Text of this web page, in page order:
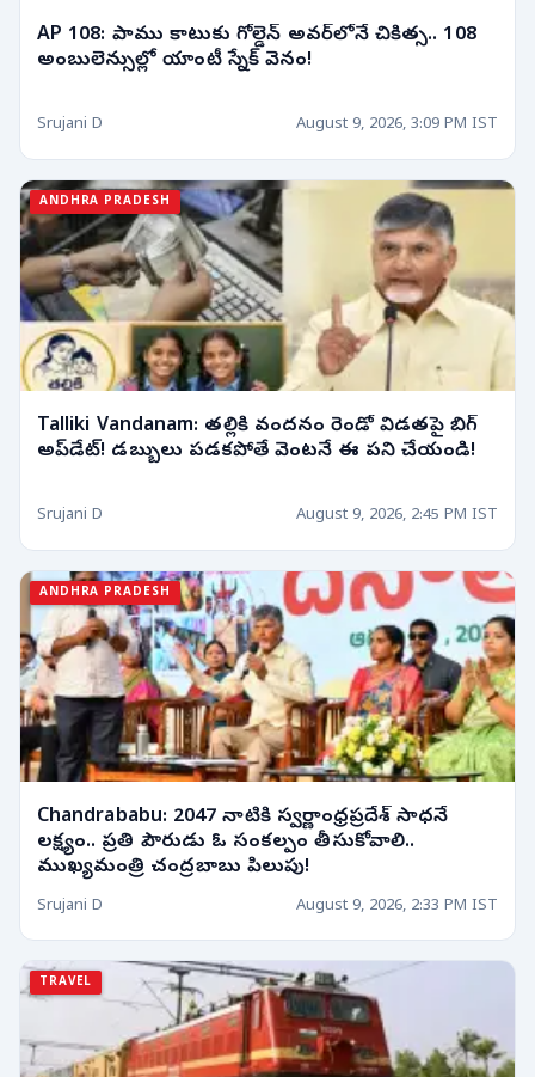
AP 108: పాము కాటుకు గోల్డెన్ అవర్‌లోనే చికిత్స.. 108
అంబులెన్సుల్లో యాంటీ స్నేక్ వెనం!
Srujani D August 9, 2026, 3:09 PM IST
ANDHRA PRADESH
Talliki Vandanam: తల్లికి వందనం రెండో విడతపై బిగ్
అప్‌డేట్! డబ్బులు పడకపోతే వెంటనే ఈ పని చేయండి!
Srujani D August 9, 2026, 2:45 PM IST
ANDHRA PRADESH
Chandrababu: 2047 నాటికి స్వర్ణాంధ్రప్రదేశ్ సాధనే
లక్ష్యం.. ప్రతి పౌరుడు ఓ సంకల్పం తీసుకోవాలి..
ముఖ్యమంత్రి చంద్రబాబు పిలుపు!
Srujani D August 9, 2026, 2:33 PM IST
TRAVEL